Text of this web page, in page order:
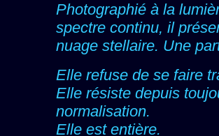
Photographié à la
spectre continu, il
nuage stellaire. Une
Elle refuse de se faire
Elle résiste depuis
normalisation.
Elle est entière.